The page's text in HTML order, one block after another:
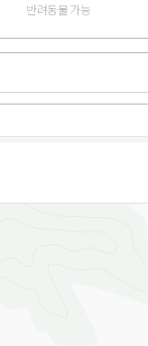
반려동물 가능